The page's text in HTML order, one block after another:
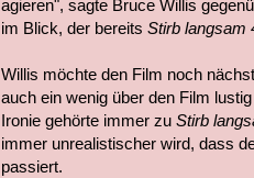
agieren", sagte Bruce Willis
im Blick, der bereits Stirb langsam
Willis möchte den Film noch
auch ein wenig über den Film
Ironie gehörte immer zu Stirb
immer unrealistischer wird, dass
passiert.